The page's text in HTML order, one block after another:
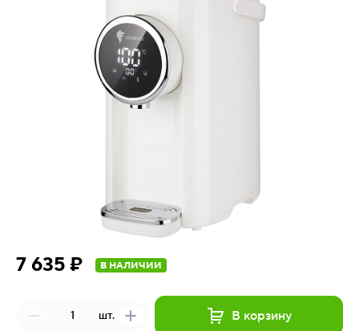
7 635 ₽ В НАЛИЧИИ
шт. В корзину